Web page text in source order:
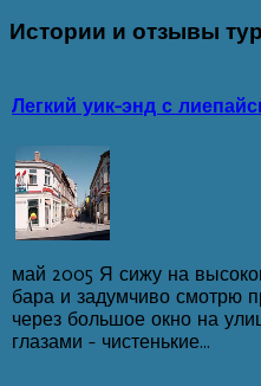
Истории и отзывы
Легкий уик-энд с
май 2005 Я сижу на
бара и задумчиво смотрю
через большое окно на
глазами - чистенькие...